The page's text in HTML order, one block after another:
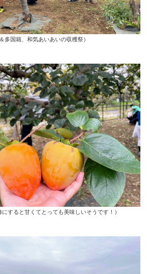
多国籍、和気あいあいの収穫祭）
にすると甘くてとっても美味しいそうです！）